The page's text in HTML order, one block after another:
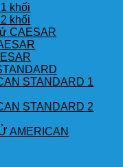
khối
khối
CAESAR
STANDARD 1
STANDARD 2
AMERICAN